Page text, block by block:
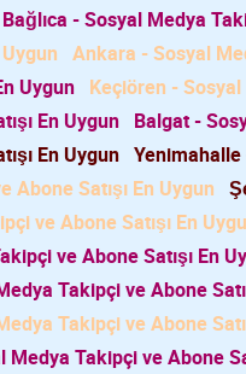
Bağlıca - Sosyal Medya
Ankara - Sosyal
Uygun Keçiören -
En Uygun Balgat -
En Uygun
Satışı En Uygun
ve Abone Satışı En
ve Abone Satışı En
Takipçi ve Abone
Takipçi ve Abone
Medya Takipçi ve Abone